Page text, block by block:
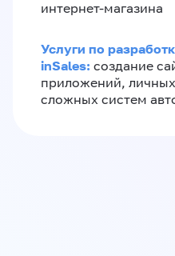
интернет-магазина
Услуги по
inSales: создание
приложений,
сложных систем